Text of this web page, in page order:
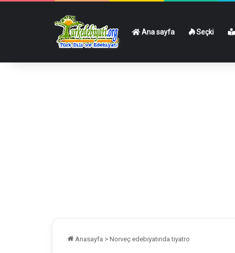
Ana sayfa Seçki
Anasayfa > Norveç edebiyatında tiyatro